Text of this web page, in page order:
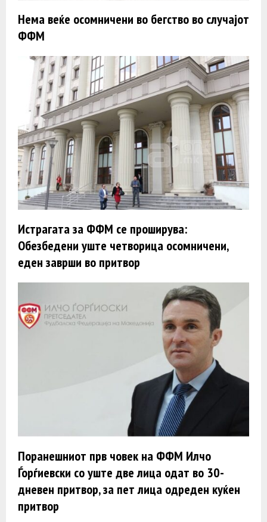
Нема веќе осомничени во бегство во случајот
ФФМ
Истрагата за ФФМ се проширува:
Обезбедени уште четворица осомничени,
еден заврши во притвор
Поранешниот прв човек на ФФМ Илчо
Ѓорѓиевски со уште две лица одат во 30-
дневен притвор, за пет лица одреден куќен
притвор